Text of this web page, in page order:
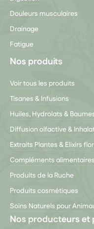
Douleurs musculaires
Drainage
Fatigue
Nos produits
Voir tous les produits
Tisanes & Infusions
Huiles, Hydrolats &
Diffusion olfactive &
Extraits Plantes & Elixirs
Compléments alimentaires
Produits de la Ruche
Produits cosmétiques
Soins Naturels pour
Nos producteurs et